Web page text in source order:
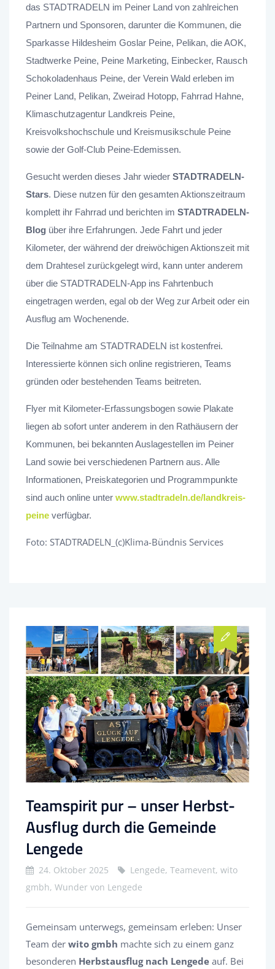
das STADTRADELN im Peiner Land von zahlreichen
Partnern und Sponsoren, darunter die Kommunen, die
Sparkasse Hildesheim Goslar Peine, Pelikan, die AOK,
Stadtwerke Peine, Peine Marketing, Einbecker, Rausch
Schokoladenhaus Peine, der Verein Wald erleben im
Peiner Land, Pelikan, Zweirad Hotopp, Fahrrad Hahne,
Klimaschutzagentur Landkreis Peine,
Kreisvolkshochschule und Kreismusikschule Peine
sowie der Golf-Club Peine-Edemissen.
Gesucht werden dieses Jahr wieder STADTRADELN-
Stars. Diese nutzen für den gesamten Aktionszeitraum
komplett ihr Fahrrad und berichten im STADTRADELN-
Blog über ihre Erfahrungen. Jede Fahrt und jeder
Kilometer, der während der dreiwöchigen Aktionszeit mit
dem Drahtesel zurückgelegt wird, kann unter anderem
über die STADTRADELN-App ins Fahrtenbuch
eingetragen werden, egal ob der Weg zur Arbeit oder ein
Ausflug am Wochenende.
Die Teilnahme am STADTRADELN ist kostenfrei.
Interessierte können sich online registrieren, Teams
gründen oder bestehenden Teams beitreten.
Flyer mit Kilometer-Erfassungsbogen sowie Plakate
liegen ab sofort unter anderem in den Rathäusern der
Kommunen, bei bekannten Auslagestellen im Peiner
Land sowie bei verschiedenen Partnern aus. Alle
Informationen, Preiskategorien und Programmpunkte
sind auch online unter www.stadtradeln.de/landkreis-
peine verfügbar.
Foto: STADTRADELN_(c)Klima-Bündnis Services
Teamspirit pur – unser Herbst-
Ausflug durch die Gemeinde
Lengede
24. Oktober 2025
Lengede, Teamevent, wito
gmbh, Wunder von Lengede
Gemeinsam unterwegs, gemeinsam erleben: Unser
Team der wito gmbh machte sich zu einem ganz
besonderen Herbstausflug nach Lengede auf. Bei